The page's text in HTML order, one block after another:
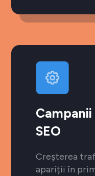
SEO
Creșterea
apariții în